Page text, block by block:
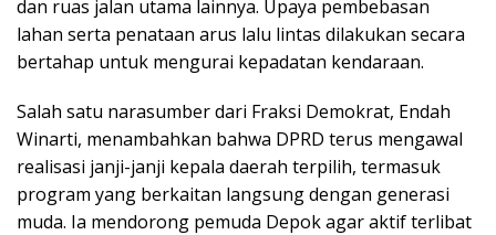
dan ruas jalan utama lainnya. Upaya pembebasan
lahan serta penataan arus lalu lintas dilakukan secara
bertahap untuk mengurai kepadatan kendaraan.
Salah satu narasumber dari Fraksi Demokrat, Endah
Winarti, menambahkan bahwa DPRD terus mengawal
realisasi janji-janji kepala daerah terpilih, termasuk
program yang berkaitan langsung dengan generasi
muda. Ia mendorong pemuda Depok agar aktif terlibat